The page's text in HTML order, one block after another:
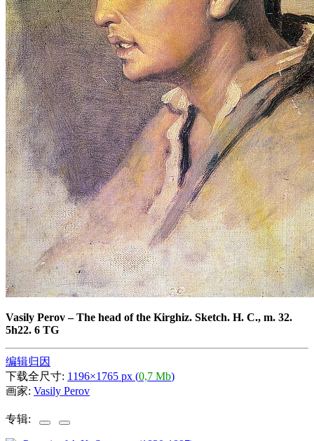
Vasily Perov–The head of the Kirghiz. Sketch. H. C., m. 32.
5h22. 6 TG
编辑归因
下载全尺寸: 1196×1765 px (0,7 Mb)
画家: Vasily Perov
专辑: